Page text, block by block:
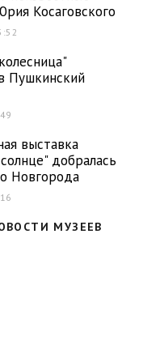
Косаговского
Пушкинский
выставка
добралась
Новгорода
МУЗЕЕВ